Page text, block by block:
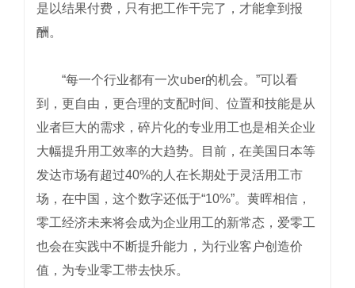
是以结果付费，只有把工作干完了，才能拿到报
酬。
“每一个行业都有一次uber的机会。”可以看
到，更自由，更合理的支配时间、位置和技能是从
业者巨大的需求，碎片化的专业用工也是相关企业
大幅提升用工效率的大趋势。目前，在美国日本等
发达市场有超过40%的人在长期处于灵活用工市
场，在中国，这个数字还低于“10%”。黄晖相信，
零工经济未来将会成为企业用工的新常态，爱零工
也会在实践中不断提升能力，为行业客户创造价
值，为专业零工带去快乐。